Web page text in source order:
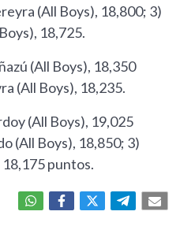
(All Boys), 18,800; 3)
18,725.
(All Boys), 18,350
(All Boys), 18,235.
(All Boys), 19,025
(All Boys), 18,850; 3)
puntos.